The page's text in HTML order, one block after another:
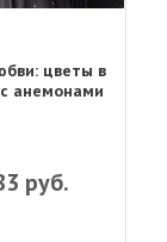
цветы в
анемонами
руб.